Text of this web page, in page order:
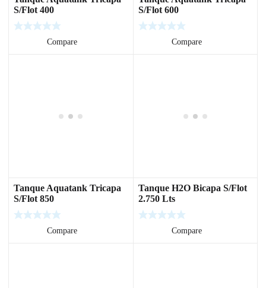
S/Flot 400
Compare
S/Flot 600
Compare
Tanque Aquatank Tricapa
S/Flot 850
Compare
Tanque H2O Bicapa S/Flot
2.750 Lts
Compare